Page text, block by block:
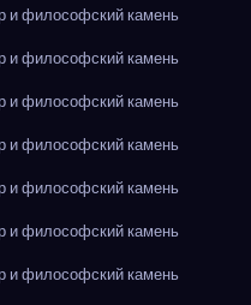
и философский камень
и философский камень
и философский камень
и философский камень
и философский камень
и философский камень
и философский камень